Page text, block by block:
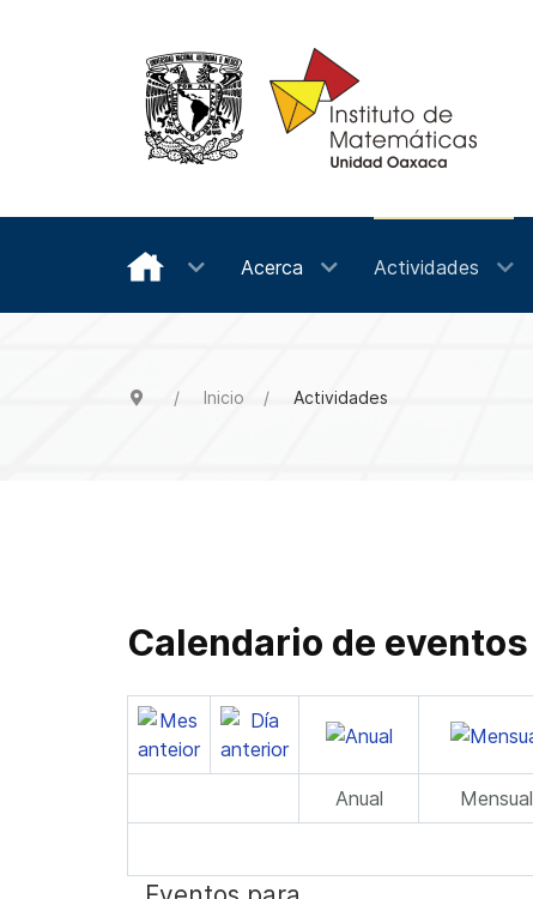
Acerca Actividades
Inicio Actividades
Calendario de eventos
Anual Mensual